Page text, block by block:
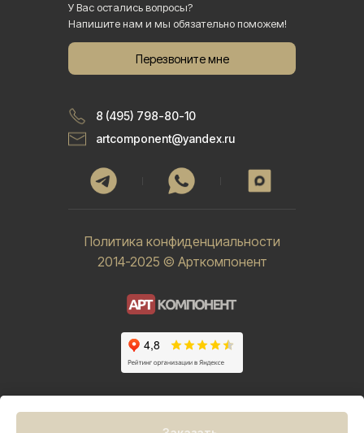
2014-2025 © Арткомпонент
Политика конфиденциальности
Перезвоните мне
У Вас остались вопросы?
Напишите нам и мы обязательно поможем!
8 (495) 798-80-10
artcomponent@yandex.ru